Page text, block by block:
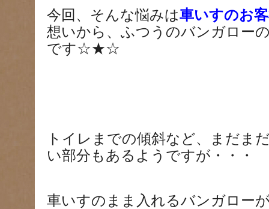
今回、そんな悩みは車いすのお
想いから、ふつうのバンガロー
です☆★☆
トイレまでの傾斜など、まだま
い部分もあるようですが・・・
車いすのまま入れるバンガロー